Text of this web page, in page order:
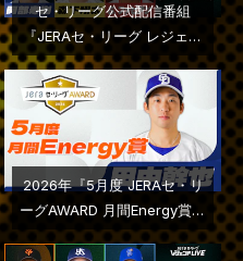
セ・リーグ公式配信番組
『JERAセ・リーグ レジェン
ドＬＩＶＥ』２０２６年第５
回配信
2026年『5月度 JERAセ・リ
ーグAWARD 月間Energy賞』
中日ドラゴンズ・田中幹也選